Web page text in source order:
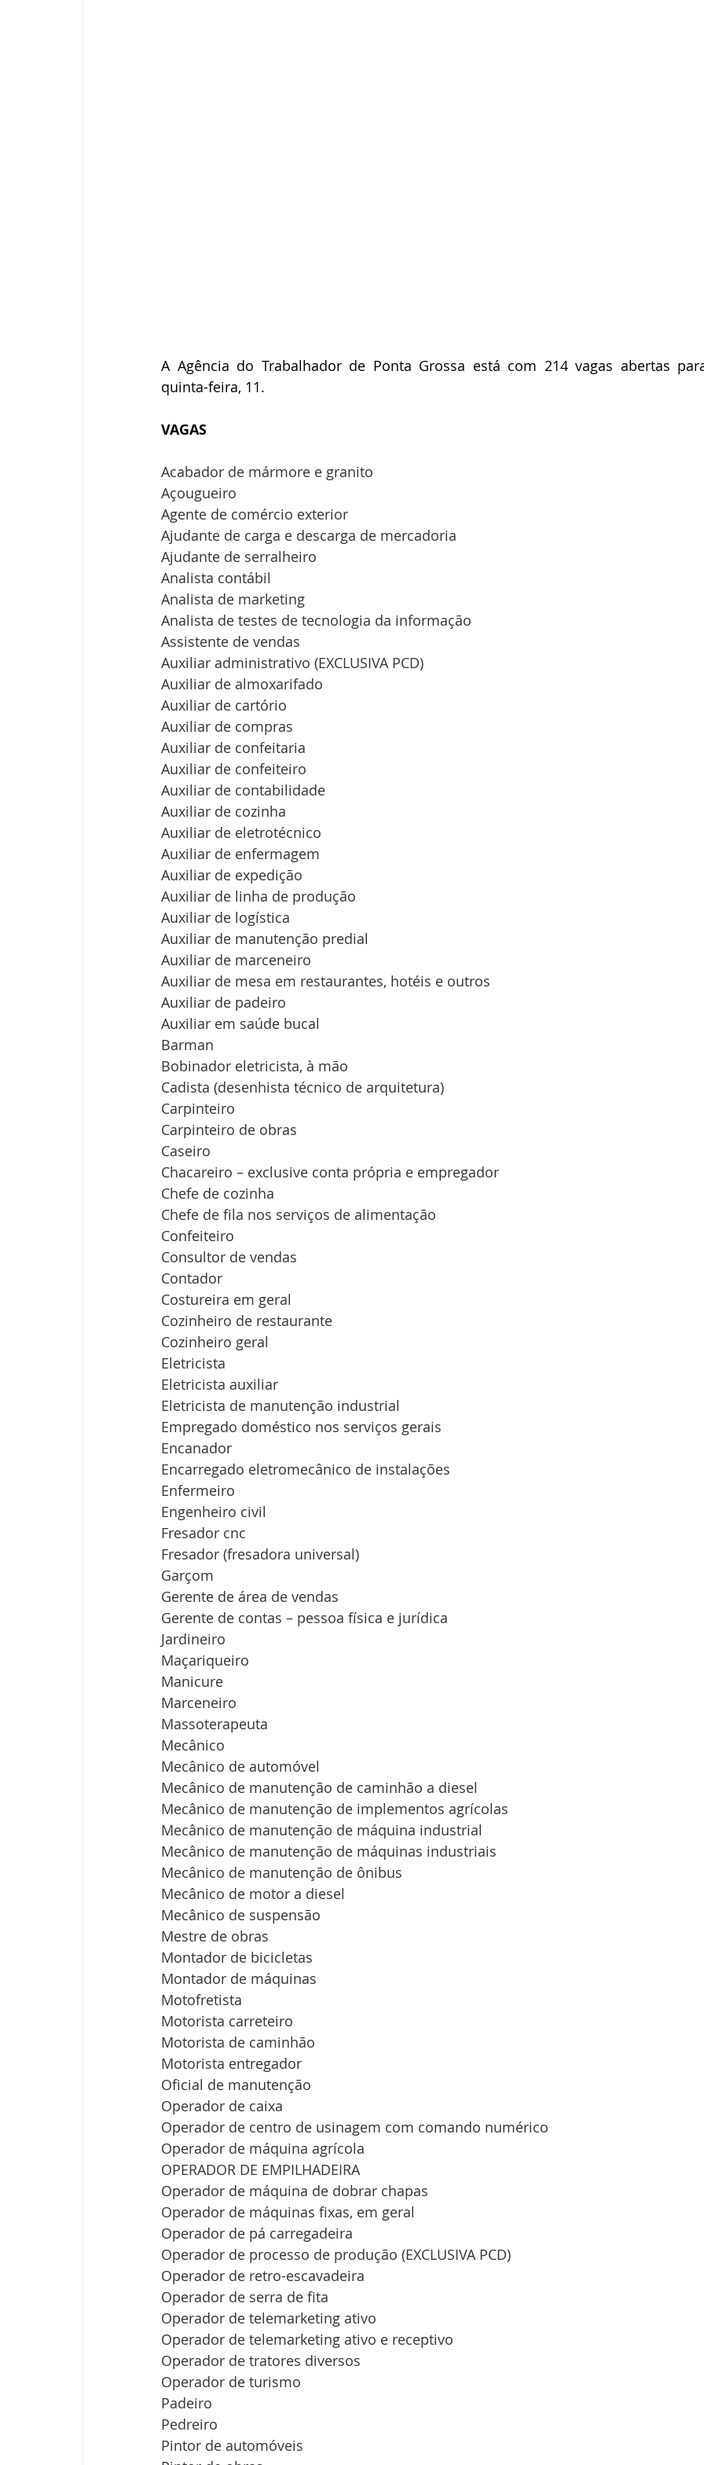
A Agência do Trabalhador de Ponta Grossa está com 214 vagas abertas
quinta-feira, 11.
VAGAS
Acabador de mármore e granito
Açougueiro
Agente de comércio exterior
Ajudante de carga e descarga de mercadoria
Ajudante de serralheiro
Analista contábil
Analista de marketing
Analista de testes de tecnologia da informação
Assistente de vendas
Auxiliar administrativo (EXCLUSIVA PCD)
Auxiliar de almoxarifado
Auxiliar de cartório
Auxiliar de compras
Auxiliar de confeitaria
Auxiliar de confeiteiro
Auxiliar de contabilidade
Auxiliar de cozinha
Auxiliar de eletrotécnico
Auxiliar de enfermagem
Auxiliar de expedição
Auxiliar de linha de produção
Auxiliar de logística
Auxiliar de manutenção predial
Auxiliar de marceneiro
Auxiliar de mesa em restaurantes, hotéis e outros
Auxiliar de padeiro
Auxiliar em saúde bucal
Barman
Bobinador eletricista, à mão
Cadista (desenhista técnico de arquitetura)
Carpinteiro
Carpinteiro de obras
Caseiro
Chacareiro – exclusive conta própria e empregador
Chefe de cozinha
Chefe de fila nos serviços de alimentação
Confeiteiro
Consultor de vendas
Contador
Costureira em geral
Cozinheiro de restaurante
Cozinheiro geral
Eletricista
Eletricista auxiliar
Eletricista de manutenção industrial
Empregado doméstico nos serviços gerais
Encanador
Encarregado eletromecânico de instalações
Enfermeiro
Engenheiro civil
Fresador cnc
Fresador (fresadora universal)
Garçom
Gerente de área de vendas
Gerente de contas – pessoa física e jurídica
Jardineiro
Maçariqueiro
Manicure
Marceneiro
Massoterapeuta
Mecânico
Mecânico de automóvel
Mecânico de manutenção de caminhão a diesel
Mecânico de manutenção de implementos agrícolas
Mecânico de manutenção de máquina industrial
Mecânico de manutenção de máquinas industriais
Mecânico de manutenção de ônibus
Mecânico de motor a diesel
Mecânico de suspensão
Mestre de obras
Montador de bicicletas
Montador de máquinas
Motofretista
Motorista carreteiro
Motorista de caminhão
Motorista entregador
Oficial de manutenção
Operador de caixa
Operador de centro de usinagem com comando numérico
Operador de máquina agrícola
OPERADOR DE EMPILHADEIRA
Operador de máquina de dobrar chapas
Operador de máquinas fixas, em geral
Operador de pá carregadeira
Operador de processo de produção (EXCLUSIVA PCD)
Operador de retro-escavadeira
Operador de serra de fita
Operador de telemarketing ativo
Operador de telemarketing ativo e receptivo
Operador de tratores diversos
Operador de turismo
Padeiro
Pedreiro
Pintor de automóveis